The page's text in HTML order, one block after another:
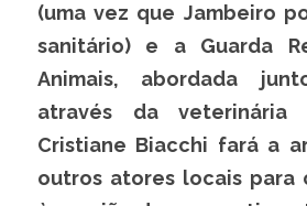
(uma vez que Jambeiro
sanitário) e a Guarda
Animais, abordada
através da veterinária
Cristiane Biacchi fará a
outros atores locais para